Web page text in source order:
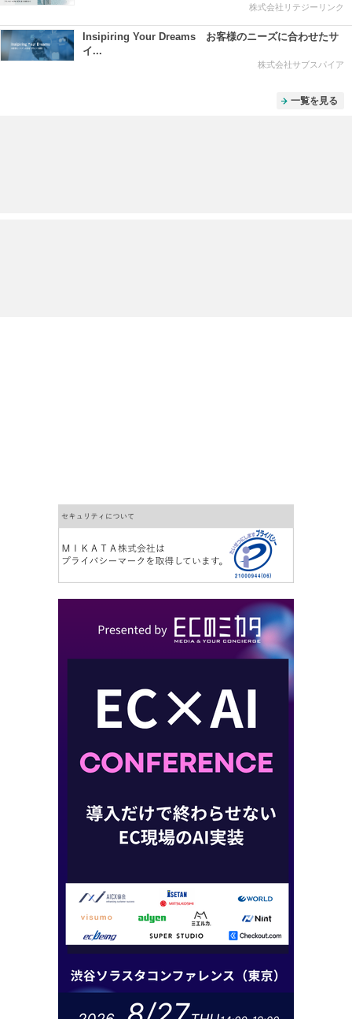
株式会社リテジーリンク
Insipiring Your Dreams お客様のニーズに合わせたサ
イ...
株式会社サブスパイア
一覧を見る